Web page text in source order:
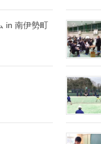
in 南伊勢町